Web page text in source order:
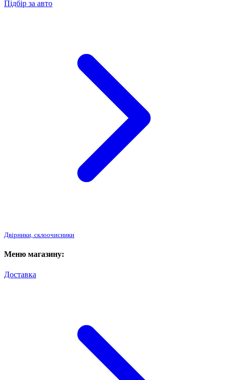
Підбір за авто
Двірники, склоочисники
Меню магазину:
Доставка